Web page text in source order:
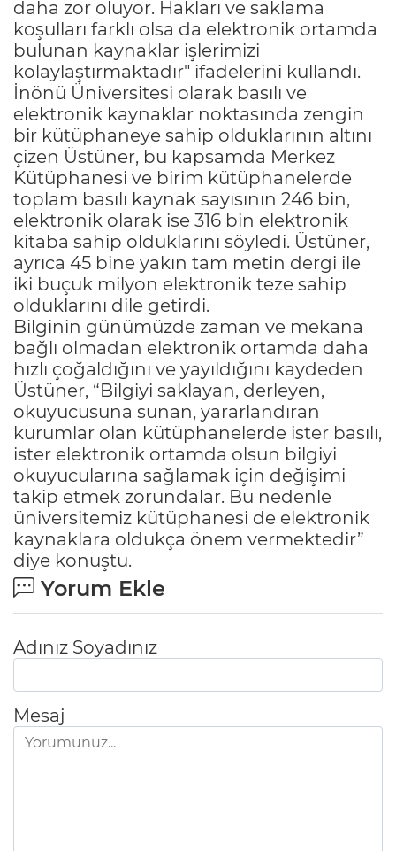
daha zor oluyor. Hakları ve saklama
koşulları farklı olsa da elektronik ortamda
bulunan kaynaklar işlerimizi
kolaylaştırmaktadır" ifadelerini kullandı.
İnönü Üniversitesi olarak basılı ve
elektronik kaynaklar noktasında zengin
bir kütüphaneye sahip olduklarının altını
çizen Üstüner, bu kapsamda Merkez
Kütüphanesi ve birim kütüphanelerde
toplam basılı kaynak sayısının 246 bin,
elektronik olarak ise 316 bin elektronik
kitaba sahip olduklarını söyledi. Üstüner,
ayrıca 45 bine yakın tam metin dergi ile
iki buçuk milyon elektronik teze sahip
olduklarını dile getirdi.
Bilginin günümüzde zaman ve mekana
bağlı olmadan elektronik ortamda daha
hızlı çoğaldığını ve yayıldığını kaydeden
Üstüner, “Bilgiyi saklayan, derleyen,
okuyucusuna sunan, yararlandıran
kurumlar olan kütüphanelerde ister basılı,
ister elektronik ortamda olsun bilgiyi
okuyucularına sağlamak için değişimi
takip etmek zorundalar. Bu nedenle
üniversitemiz kütüphanesi de elektronik
kaynaklara oldukça önem vermektedir”
diye konuştu.
Yorum Ekle
Adınız Soyadınız
Mesaj